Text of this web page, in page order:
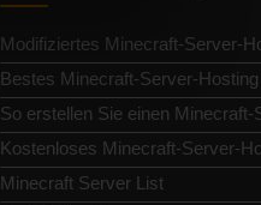
Modifiziertes Minecraft-Server-
Bestes Minecraft-Server-Hosting
So erstellen Sie einen Minecraft-
Kostenloses Minecraft-Server-
Minecraft Server List